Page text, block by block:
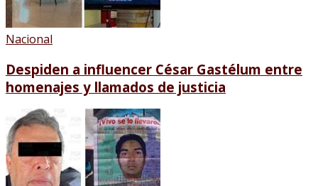
Nacional
Despiden a influencer César Gastélum entre
homenajes y llamados de justicia